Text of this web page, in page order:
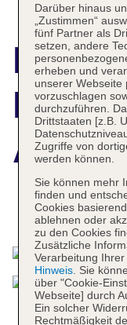
Das bietet
Darüber hinaus
„Zustimmen“
fünf Partner als
setzen, andere
erheben und
unserer Webseite
vorzuschlagen
durchzuführen.
Drittstaaten [z.B.
Zugriffe von
werden können.
Sie können mehr
finden und
Cookies
ablehnen oder
zu den Cookies
Zusätzliche
Verarbeitung
Hinweis. Sie
über "Cookie-
Webseite] durch
Ein solcher
Rechtmäßigkeit